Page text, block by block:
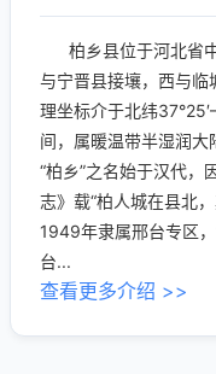
柏乡县位于河北省中
与宁晋县接壤，西与临
理坐标介于北纬
间，属暖温带半湿润大
“柏乡”之名始于汉代，
志》载“柏人城在县北
1949年隶属邢台专区
台...
查看更多介绍 >>